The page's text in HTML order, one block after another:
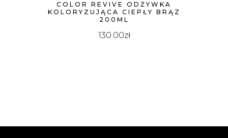
COLOR REVIVE ODŻYWKA
KOLORYZUJĄCA CIEPŁY BRĄZ
200ML
130.00zł